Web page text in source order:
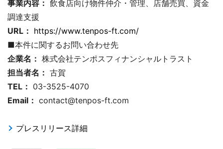
事業内容： 飲食店向け物件仲介・管理、店舗売買、資金
調達支援
URL： https://www.tenpos-ft.com/
■本件に関するお問い合わせ先
企業名： 株式会社テンポスフィナンシャルトラスト
担当者名： 古賀
TEL： 03-3525-4070
Email： contact@tenpos-ft.com
プレスリリース詳細